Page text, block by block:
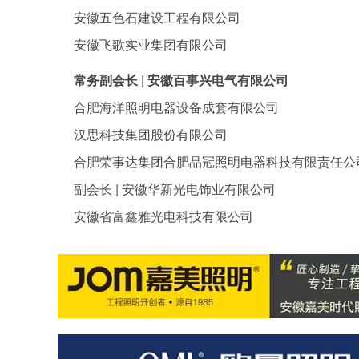
安徽五色石建设工程有限公司
安徽飞歌实业集团有限公司
常务副会长 | 安徽百事兴电气有限公司
合肥海洋照明电器设备成套有限公司
汉思科技集团股份有限公司
合肥荣事达集团合肥品冠照明电器科技有限责任公
副会长 | 安徽华新光电饰业有限公司
安徽省富鑫雅光电科技有限公司